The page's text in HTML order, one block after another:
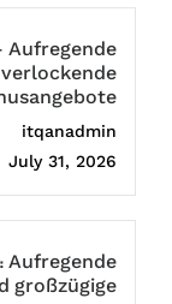
Aufregende
itqanadmin
July 31, 2026
Aufregende
großzügige